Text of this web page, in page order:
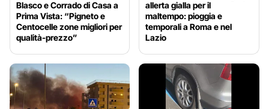
Blasco e Corrado di Casa a
Prima Vista: “Pigneto e
Centocelle zone migliori per
qualità-prezzo”
allerta gialla per il
maltempo: pioggia e
temporali a Roma e nel
Lazio